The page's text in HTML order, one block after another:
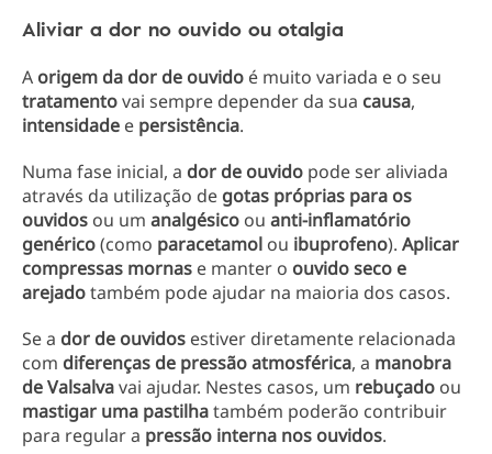
Aliviar a dor no ouvido ou otalgia
A origem da dor de ouvido é muito variada e o seu
tratamentovai sempre depender da sua causa,
intensidade e persistência.
Numa fase inicial, a dor de ouvido pode ser aliviada
através da utilização de gotas próprias para os
ouvidos ou um analgésico ou anti-inflamatório
genérico(como paracetamol ou ibuprofeno). Aplicar
compressas mornas e manter o ouvido seco e
arejadotambém pode ajudar na maioria dos casos.
Se a dor de ouvidos estiver diretamente relacionada
com diferenças de pressão atmosférica, a manobra
de Valsalvavai ajudar. Nestes casos, um rebuçado ou
mastigar uma pastilhatambém poderão contribuir
para regular a pressão interna nos ouvidos.